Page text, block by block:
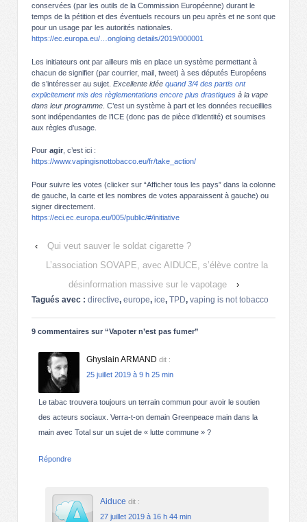
conservées (par les outils de la Commission Européenne) durant le
temps de la pétition et des éventuels recours un peu après et ne sont que
pour un usage par les autorités nationales.
https://ec.europa.eu/…ongloing details/2019/000001
Les initiateurs ont par ailleurs mis en place un système permettant à
chacun de signifier (par courrier, mail, tweet) à ses députés Européens
de s’intéresser au sujet. Excellente idée quand 3/4 des partis ont
explicitement mis des règlementations encore plus drastiques à la vape
dans leur programme . C’est un système à part et les données recueillies
sont indépendantes de l’ICE (donc pas de pièce d’identité) et soumises
aux règles d’usage.
Pour agir , c’est ici :
https://www.vapingisnottobacco.eu/fr/take_action/
Pour suivre les votes (clicker sur “Afficher tous les pays” dans la colonne
de gauche, la carte et les nombres de votes apparaissent à gauche) ou
signer directement.
https://eci.ec.europa.eu/005/public/#/initiative
‹
Qui veut sauver le soldat cigarette ?
L’association SOVAPE, avec AIDUCE, s’élève contre la
désinformation massive sur le vapotage
›
Tagués avec : directive, europe, ice, TPD, vaping is not tobacco
9 commentaires sur “Vapoter n’est pas fumer”
Ghyslain ARMAND dit :
25 juillet 2019 à 9 h 25 min
Le tabac trouvera toujours un terrain commun pour avoir le soutien
des acteurs sociaux. Verra-t-on demain Greenpeace main dans la
main avec Total sur un sujet de « lutte commune » ?
Répondre
Aiduce dit :
27 juillet 2019 à 16 h 44 min